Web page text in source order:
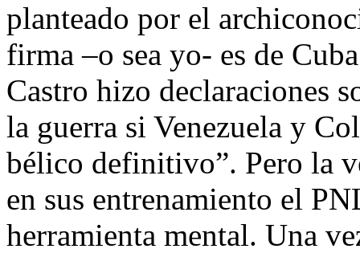
planteado por el
firma –o sea yo- es de
Castro hizo declaraciones
la guerra si Venezuela y
bélico definitivo”. Pero la
en sus entrenamiento el
herramienta mental. Una